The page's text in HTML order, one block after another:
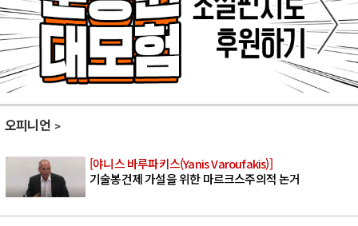
오피니언
[야니스 바루파키스(Yanis Varoufakis)]
기술봉건제 가설을 위한 마르크스주의적 논거